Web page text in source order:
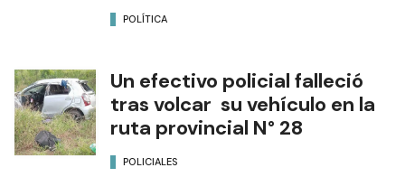
POLÍTICA
Un efectivo policial falleció
tras volcar su vehículo en la
ruta provincial N° 28
POLICIALES